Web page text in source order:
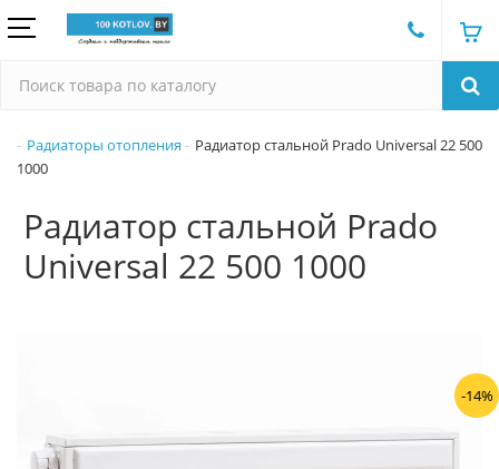
Радиаторы отопления
Радиатор стальной Prado Universal 22 500
1000
Радиатор стальной Prado
Universal 22 500 1000
-14%